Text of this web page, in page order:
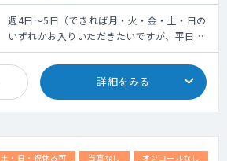
※稀に、点滴や採血を依頼する可能性があり
ます（看護師不在時）
※美容外科施術は無いので、未経験の先生で
も安心です
外来数：10～15名/日（自費診療）
発熱外来：なし
カルテ：エムスリーデジカル
※前年度年収考慮有
週4日：1,344万円～
週5日：1,680万円～
週4日～5日（できれば月・火・金・土・日の
いずれかお入りいただきたいですが、平日の
み4日や5日も検討いたします）
詳細をみる
土・日・祝休み可 当直なし
オンコールなし